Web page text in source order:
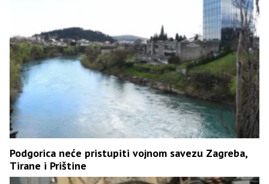
Podgorica neće pristupiti vojnom savezu Zagreba,
Tirane i Prištine